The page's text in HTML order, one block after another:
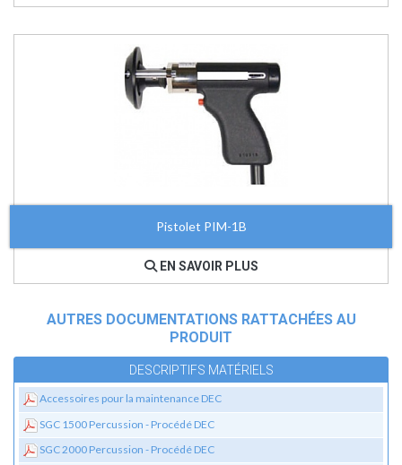
Pistolet PIM-1B
EN SAVOIR PLUS
AUTRES DOCUMENTATIONS RATTACHÉES AU
PRODUIT
DESCRIPTIFS MATÉRIELS
Accessoires pour la maintenance DEC
SGC 1500 Percussion - Procédé DEC
SGC 2000 Percussion - Procédé DEC